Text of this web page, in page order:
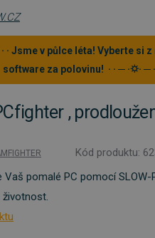
· · Jsme v půlce léta! Vyberte si
software za polovinu! · · ─ ·⛭· ─ ·
,
Kód produktu:
Vaš pomalé PC pomocí
životnost.